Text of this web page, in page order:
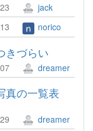
jack
norico
きづらい
dreamer
真の一覧表
dreamer